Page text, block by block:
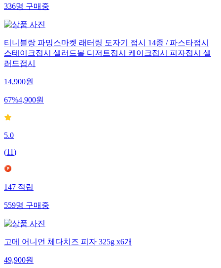
336명구매중
티니블랑 파밍스마켓 래터링 도자기 접시 14종 / 파스타접시
스테이크접시 샐러드볼 디저트접시 케이크접시 피자접시 샐
러드접시
14,900원
67%4,900원
5.0
(11)
147적립
559명구매중
고메 어니언 체다치즈 피자 325g x6개
49,900원